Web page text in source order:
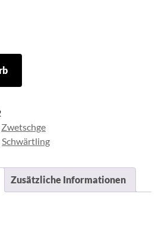
Zwetschge
Schwärtling
Zusätzliche Informationen